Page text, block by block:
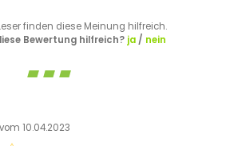
finden diese Meinung hilfreich.
Bewertung hilfreich? ja/ nein
vom 10.04.2023